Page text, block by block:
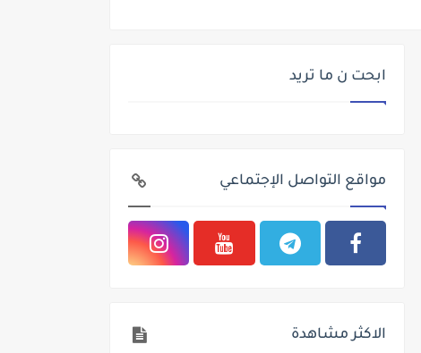
ابحت ن ما تريد
مواقع التواصل الإجتماعي
الاكثر مشاهدة